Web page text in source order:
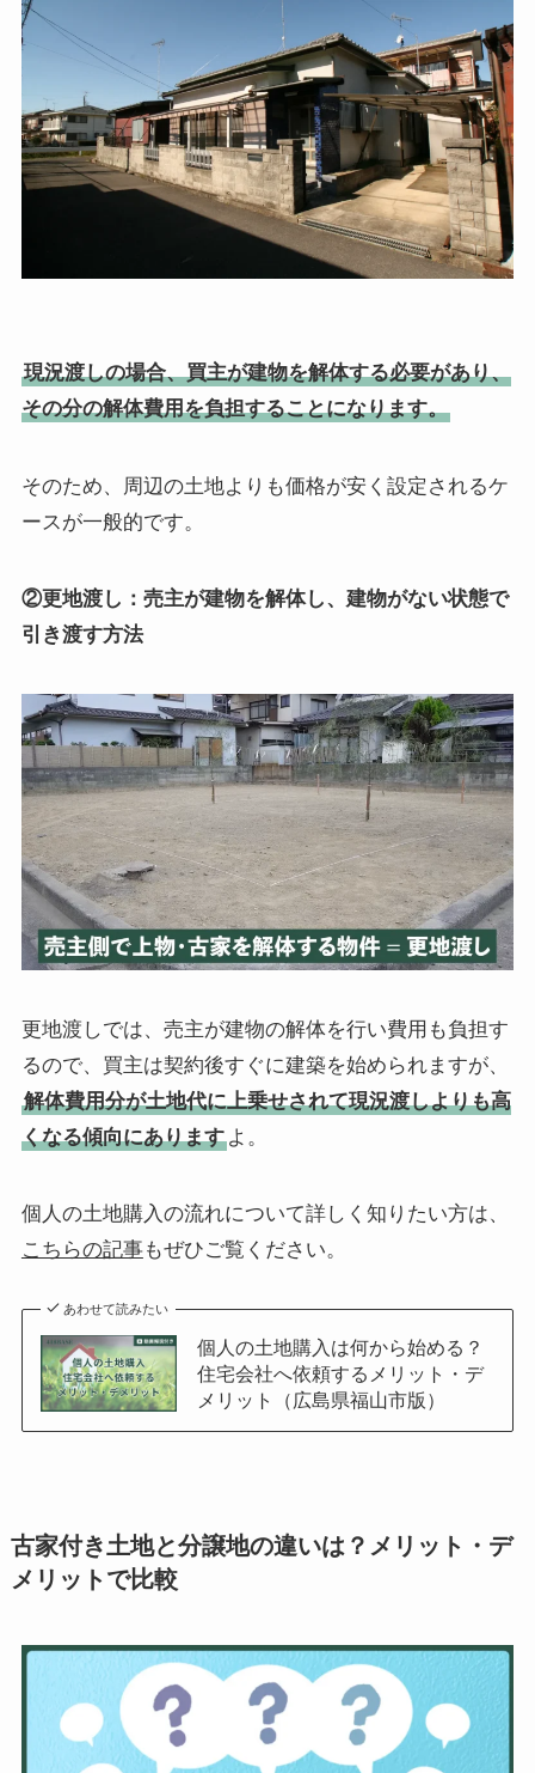
現況渡しの場合、買主が建物を解体する必要があり、
その分の解体費用を負担することになります。
そのため、周辺の土地よりも価格が安く設定されるケ
ースが一般的です。
②更地渡し：売主が建物を解体し、建物がない状態で
引き渡す方法
更地渡しでは、売主が建物の解体を行い費用も負担す
るので、買主は契約後すぐに建築を始められますが、
解体費用分が土地代に上乗せされて現況渡しよりも高
くなる傾向にありますよ。
個人の土地購入の流れについて詳しく知りたい方は、
こちらの記事もぜひご覧ください。
あわせて読みたい
個人の土地購入は何から始める？
住宅会社へ依頼するメリット・デ
メリット（広島県福山市版）
古家付き土地と分譲地の違いは？メリット・デ
メリットで比較